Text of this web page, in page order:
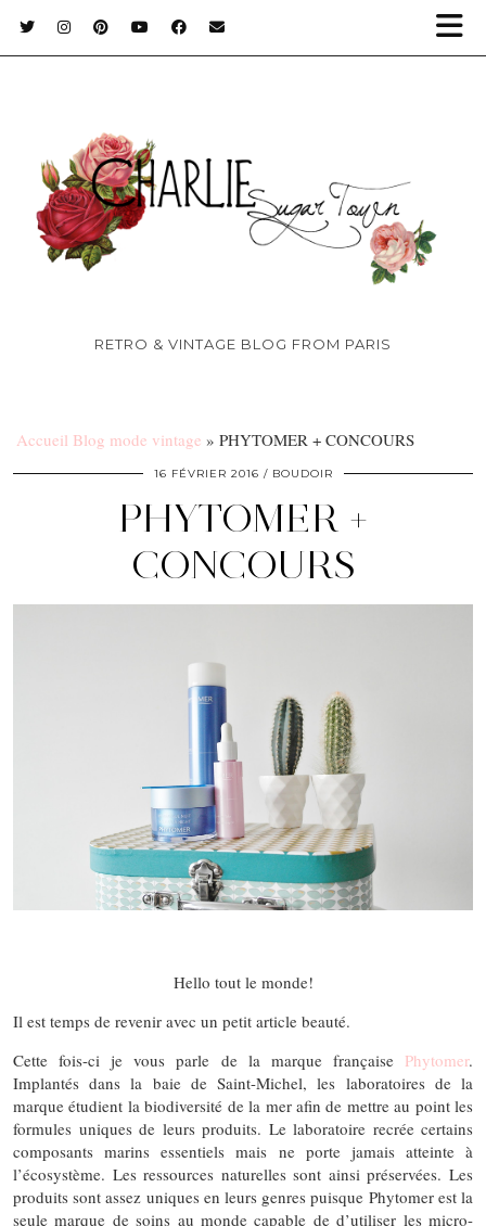
RETRO & VINTAGE BLOG FROM PARIS
Accueil Blog mode vintage » PHYTOMER + CONCOURS
16 FÉVRIER 2016 BOUDOIR
PHYTOMER +
CONCOURS
Hello tout le monde!
Il est temps de revenir avec un petit article beauté.
Cette fois-ci je vous parle de la marque française Phytomer.
Implantés dans la baie de Saint-Michel, les laboratoires de la
marque étudient la biodiversité de la mer afin de mettre au point les
formules uniques de leurs produits. Le laboratoire recrée certains
composants marins essentiels mais ne porte jamais atteinte à
l’écosystème. Les ressources naturelles sont ainsi préservées. Les
produits sont assez uniques en leurs genres puisque Phytomer est la
seule marque de soins au monde capable de d’utiliser les micro-